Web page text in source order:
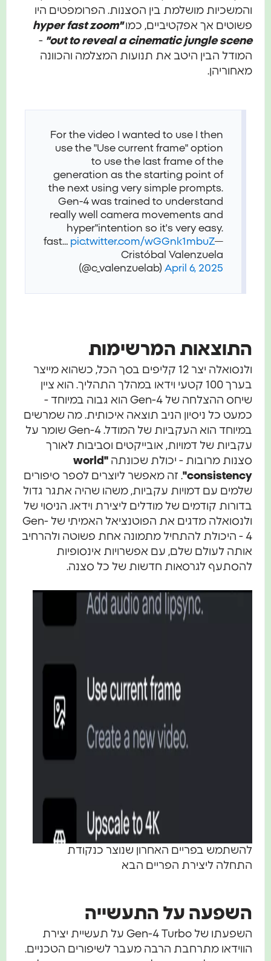
והמשכיות מושלמת בין הסצנות. הפרומפטים היו
פשוטים אך אפקטיביים, כמו "hyper fast zoom
out to reveal a cinematic jungle scene"
-
המודל הבין היטב את תנועות המצלמה והכוונה
מאחוריהן.
For the video I wanted to use I then
use the "Use current frame" option
to use the last frame of the
generation as the starting point of
the next using very simple prompts.
Gen-4 was trained to understand
really well camera movements and
intention so it's very easy.
"hyper
fast…pic.twitter.com/wGGnk1mbuZ
Cristóbal Valenzuela
(@c_valenzuelab)April 6, 2025
התוצאות המרשימות
ולנסואלה יצר 12 קליפים בסך הכל, כשהוא מייצר
בערך 100 קטעי וידאו במהלך התהליך. הוא ציין
שיחס ההצלחה של Gen-4 הוא גבוה במיוחד -
כמעט כל ניסיון הניב תוצאה איכותית. מה שמרשים
במיוחד הוא העקביות של המודל. Gen-4 שומר על
עקביות של דמויות, אובייקטים וסביבות לאורך
סצנות מרובות - יכולת שכונתה "world
consistency" . זה מאפשר ליוצרים לספר סיפורים
שלמים עם דמויות עקביות, משהו שהיה אתגר גדול
בדורות קודמים של מודלים ליצירת וידאו. הניסוי של
ולנסואלה מדגים את הפוטנציאל האמיתי של Gen-
4 - היכולת להתחיל מתמונה אחת פשוטה ולהרחיב
אותה לעולם שלם, עם אפשרויות אינסופיות
להסתעף לגרסאות חדשות של כל סצנה.
להשתמש בפריים האחרון שנוצר כנקודת
התחלה ליצירת הפריים הבא
השפעה על התעשייה
השפעתו של Gen-4 Turbo על תעשיית יצירת
הווידאו מתרחבת הרבה מעבר לשיפורים הטכניים.